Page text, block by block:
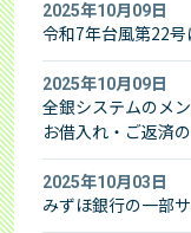
2025年10月09日
令和7年台風第22
2025年10月09日
全銀システムのメ
お借入れ・ご返済
2025年10月03日
みずほ銀行の一部